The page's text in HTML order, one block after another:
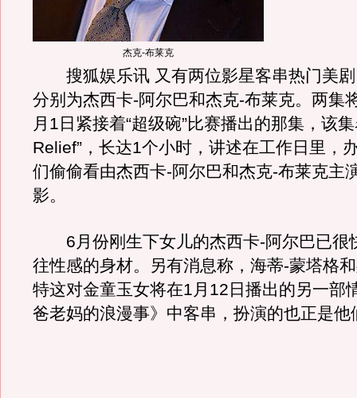
杰克-布莱克
搜狐娱乐讯 又有两位影星客串热门美剧
分别为杰西卡-阿尔巴和杰克-布莱克。两集
月1日紧接着“超级碗”比赛播出的那集，该
Relief”，长达1个小时，讲述在工作日里，
们偷偷看由杰西卡-阿尔巴和杰克-布莱克主
影。
6月份刚生下女儿的杰西卡-阿尔巴已很
往性感的身材。另有消息称，海蒂-蒙塔格
特这对金童玉女将在1月12日播出的另一部
爸老妈的浪漫事》中客串，扮演的也正是他